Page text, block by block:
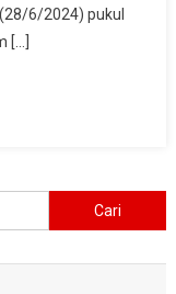
6/2024) pukul
[…]
untuk: